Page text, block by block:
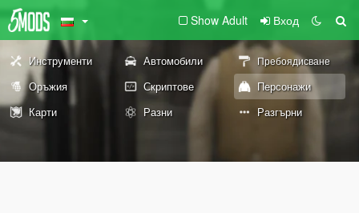
Show Adult Вход
Инструменти Автомобили Пребоядисване
Оръжия Скриптове
Персонажи
Карти
Разни Разгърни